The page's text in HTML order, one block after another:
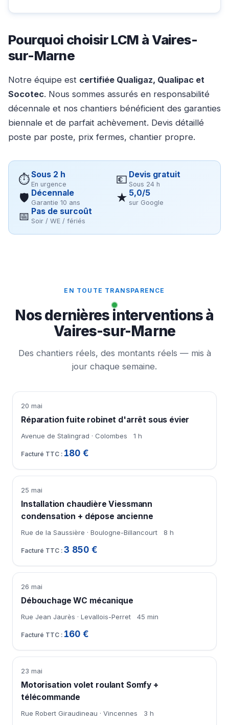
Pourquoi choisir LCM à Vaires-
sur-Marne
Notre équipe est certifiée Qualigaz, Qualipac et
Socotec. Nous sommes assurés en responsabilité
décennale et nos chantiers bénéficient des garanties
biennale et de parfait achèvement. Devis détaillé
poste par poste, prix fermes, chantier propre.
⏱Sous 2 h
En urgence 💶 Devis gratuit
Sous 24 h
🛡 Décennale
Garantie 10 ans ★ 5,0/5
sur Google
📅 Pas de surcoût
Soir / WE / fériés
EN TOUTE TRANSPARENCE
Nos dernières interventions à
Vaires-sur-Marne
Des chantiers réels, des montants réels — mis à
jour chaque semaine.
20 mai
Réparation fuite robinet d'arrêt sous évier
Avenue de Stalingrad · Colombes 1 h
180 €
25 mai
Installation chaudière Viessmann
condensation + dépose ancienne
Rue de la Saussière · Boulogne-Billancourt 8 h
3 850 €
26 mai
Débouchage WC mécanique
Rue Jean Jaurès · Levallois-Perret 45 min
160 €
23 mai
Motorisation volet roulant Somfy +
télécommande
Rue Robert Giraudineau · Vincennes 3 h